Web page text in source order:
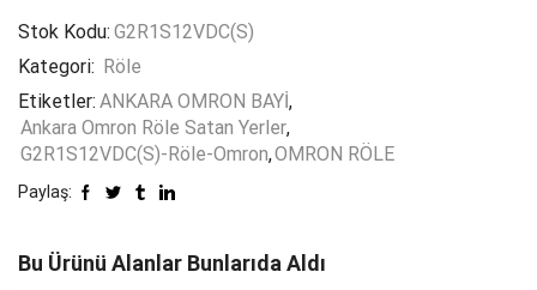
Stok Kodu: G2R1S12VDC(S)
Kategori: Röle
Etiketler: ANKARA OMRON BAYİ,
Ankara Omron Röle Satan Yerler,
G2R1S12VDC(S)-Röle-Omron,OMRON RÖLE
Paylaş:
Bu Ürünü Alanlar Bunlarıda Aldı